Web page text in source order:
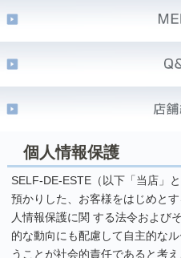
個人情報保護
SELF-DE-ESTE（以下「当店」
預かりした、お客様をはじめと
人情報保護に関 する法令および
的な動向にも配慮して自主的な
うことが社会的責任であると考